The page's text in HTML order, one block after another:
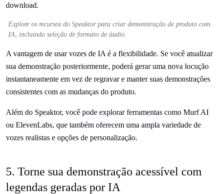
Explore os recursos do Speaktor para criar demonstração de produto com
IA, incluindo seleção de formato de áudio.
A vantagem de usar vozes de IA é a flexibilidade. Se você atualizar
sua demonstração posteriormente, poderá gerar uma nova locução
instantaneamente em vez de regravar e manter suas demonstrações
consistentes com as mudanças do produto.
Além do Speaktor, você pode explorar ferramentas como Murf AI
ou ElevenLabs, que também oferecem uma ampla variedade de
vozes realistas e opções de personalização.
5. Torne sua demonstração acessível com
legendas geradas por IA